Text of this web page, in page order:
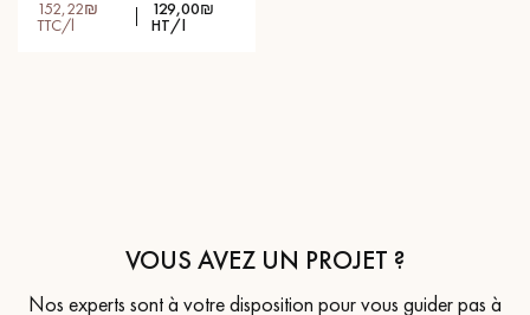
152,22₪
TTC/l
129,00₪
HT/l
VOUS AVEZ UN PROJET ?
Nos experts sont à votre disposition pour vous guider pas à